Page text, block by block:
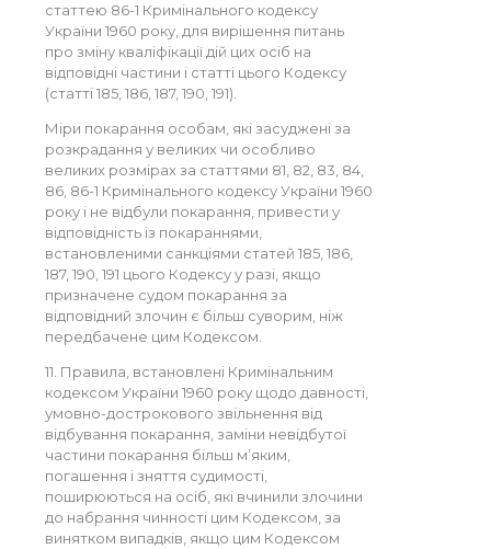
статтею 86-1 Кримінального кодексу
України 1960 року, для вирішення питань
про зміну кваліфікації дій цих осіб на
відповідні частини і статті цього Кодексу
(статті 185, 186, 187, 190, 191).
Міри покарання особам, які засуджені за
розкрадання у великих чи особливо
великих розмірах за статтями 81, 82, 83, 84,
86, 86-1 Кримінального кодексу України 1960
року і не відбули покарання, привести у
відповідність із покараннями,
встановленими санкціями статей 185, 186,
187, 190, 191 цього Кодексу у разі, якщо
призначене судом покарання за
відповідний злочин є більш суворим, ніж
передбачене цим Кодексом.
11. Правила, встановлені Кримінальним
кодексом України 1960 року щодо давності,
умовно-дострокового звільнення від
відбування покарання, заміни невідбутої
частини покарання більш м’яким,
погашення і зняття судимості,
поширюються на осіб, які вчинили злочини
до набрання чинності цим Кодексом, за
винятком випадків, якщо цим Кодексом